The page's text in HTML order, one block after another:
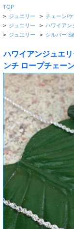
TOP
> ジュエリー > チェーン/
> ジュエリー > ハワイアン
> ジュエリー > シルバー
ハワイアンジュエ
ンチ ロープチェー